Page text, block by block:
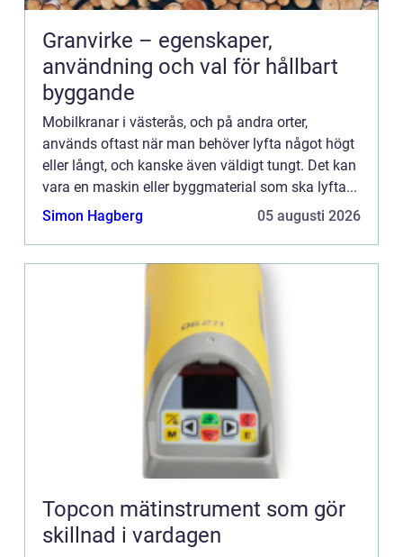
Granvirke – egenskaper,
användning och val för hållbart
byggande
Mobilkranar i västerås, och på andra orter,
används oftast när man behöver lyfta något högt
eller långt, och kanske även väldigt tungt. Det kan
vara en maskin eller byggmaterial som ska lyfta...
Simon Hagberg
05 augusti 2026
Topcon mätinstrument som gör
skillnad i vardagen